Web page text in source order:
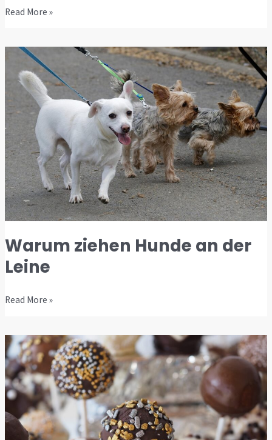
Read More »
Warum ziehen Hunde an der
Leine
Warum
ziehen
Hunde
an
der
Leine
Read More »
Achtung
giftig